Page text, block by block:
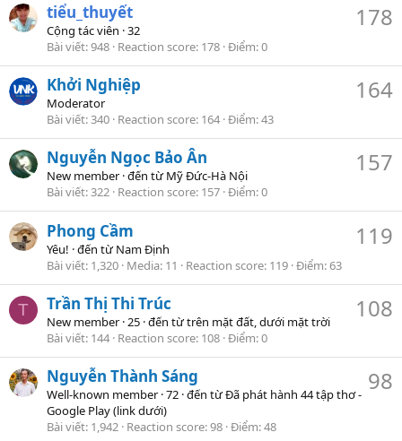
178
tiểu_thuyết
Cộng tác viên ·32
Bài viết 948 Reaction score 178 Điểm 0
164
Khởi Nghiệp
Moderator
Bài viết 340 Reaction score 164 Điểm 43
157
Nguyễn Ngọc Bảo Ân
New member ·đến từ Mỹ Đức-Hà Nội
Bài viết 322 Reaction score 157 Điểm 0
119
Phong Cầm
Yêu! ·đến từ Nam Định
Bài viết 1,320 Media 11 Reaction score 119 Điểm 63
T 108
Trần Thị Thi Trúc
New member ·25 ·đến từtrên mặt đất, dưới mặt trời
Bài viết 144 Reaction score 108 Điểm 0
98
Nguyễn Thành Sáng
Well-known member ·72 ·đến từĐã phát hành 44 tập thơ -
Google Play (link dưới)
Bài viết 1,942 Reaction score 98 Điểm 48